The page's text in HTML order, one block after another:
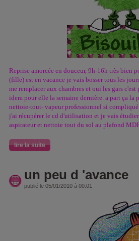
Reprise amorcée en douceur, 9h-16h très bien
(fille) est en vacance je vais bosser tous les
me remplacer aux chambres et oui les gars
idem pour elle la semaine dernière. a part ça la
nettoie-tout- vapeur professionnel si
j'ai récupérer le cd d'utilisation et je vais
aspirateur et nettoie tout du sol au plafond
lire la suite
un peu d 'avance
publié le 05/01/2010 à 00:01